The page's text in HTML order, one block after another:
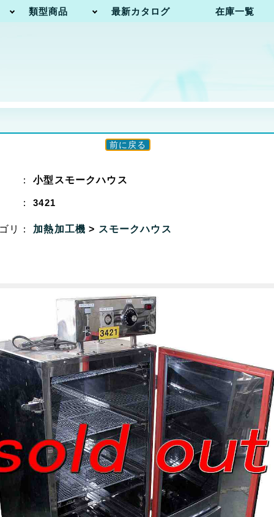
類型商品 最新カタログ 在庫一覧
前に戻る
：小型スモークハウス
：3421
リ： 加熱加工機> スモークハウス